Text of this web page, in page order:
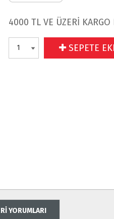
4000 TL VE ÜZERİ KARGO
SEPETE
YORUMLARI